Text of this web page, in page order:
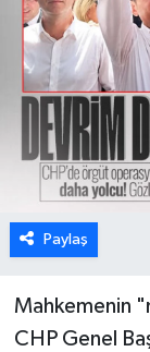
Paylaş
Mahkemenin
CHP Genel